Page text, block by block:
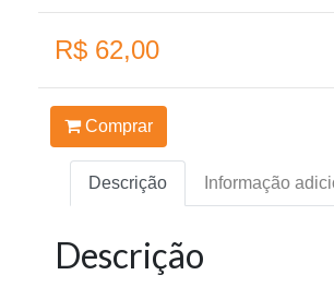
R$ 62,00
Comprar
Descrição Informação
Descrição